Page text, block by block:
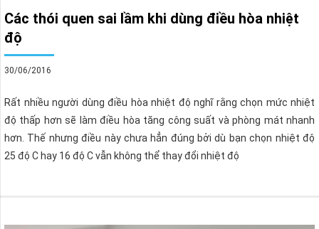
Các thói quen sai lầm khi dùng điều hòa nhiệt
độ
30/06/2016
Rất nhiều người dùng điều hòa nhiệt độ nghĩ rằng chọn mức nhiệt
độ thấp hơn sẽ làm điều hòa tăng công suất và phòng mát nhanh
hơn. Thế nhưng điều này chưa hẳn đúng bởi dù bạn chọn nhiệt độ
25 độ C hay 16 độ C vẫn không thể thay đổi nhiệt độ